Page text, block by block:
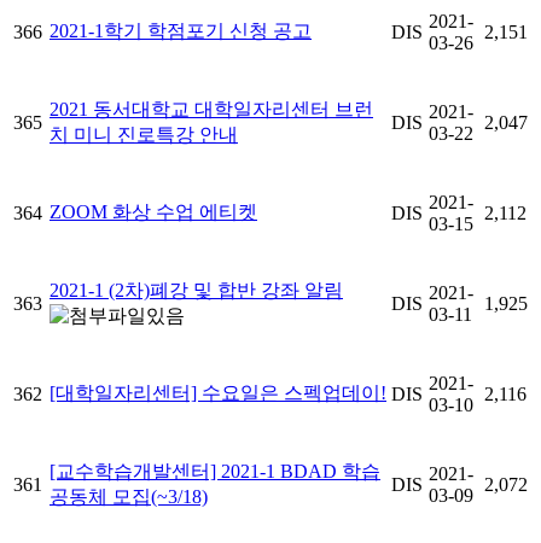
366 2021-1학기 학점포기 신청 공고 DIS
2021-
03-26
2,151
365
2021 동서대학교 대학일자리센터 브런
치 미니 진로특강 안내
DIS
2021-
03-22
2,047
364 ZOOM 화상 수업 에티켓 DIS
2021-
03-15
2,112
363
2021-1 (2차)폐강 및 합반 강좌 알림
DIS
2021-
03-11
1,925
362 [대학일자리센터] 수요일은 스펙업데이! DIS
2021-
03-10
2,116
361
[교수학습개발센터] 2021-1 BDAD 학습
공동체 모집(~3/18)
DIS
2021-
03-09
2,072